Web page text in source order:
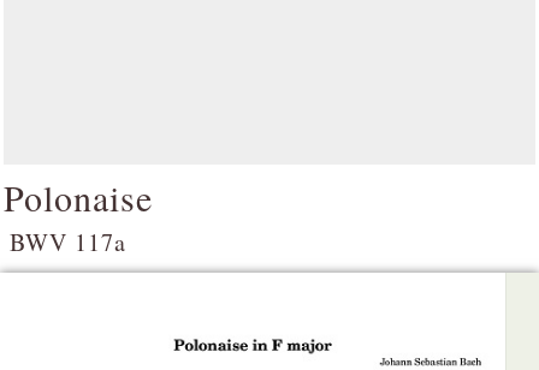
Polonaise
BWV 117a